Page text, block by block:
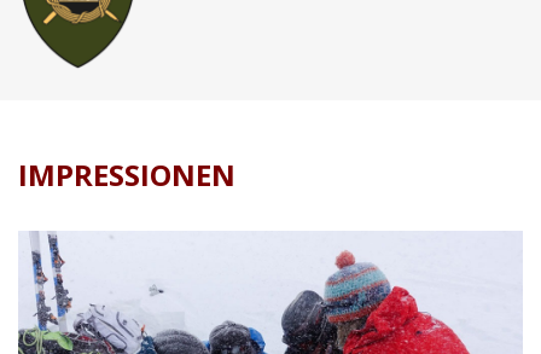
IMPRESSIONEN